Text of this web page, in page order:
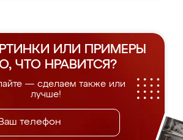
ИЛИ ПРИМЕРЫ
ЧТО НРАВИТСЯ?
— сделаем также или
лучше!